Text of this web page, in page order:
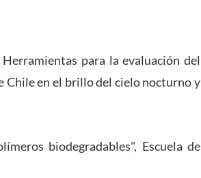
para la evaluación del
Chile en el brillo del cielo nocturno y
biodegradables", Escuela de